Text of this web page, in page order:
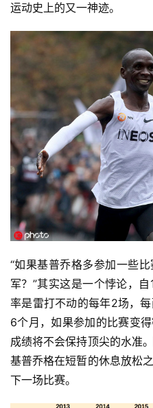
运动史上的又一神迹。
“如果基普乔格多参加一些
军？”其实这是一个悖论，
率是雷打不动的每年2场，
6个月，如果参加的比赛变
成绩将不会保持顶尖的水准
基普乔格在短暂的休息放松
下一场比赛。